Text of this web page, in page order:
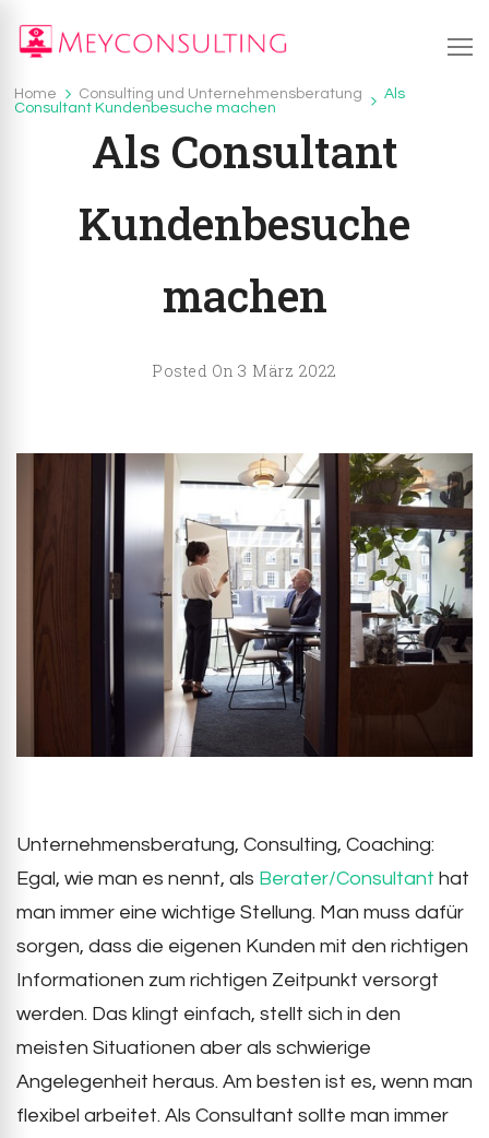
Meyconsulting.de
Home Consulting und Unternehmensberatung
Als
Consultant Kundenbesuche machen
Consulting und Unternehmensberatung
Als Consultant
Kundenbesuche
machen
Posted On3 März 2022
Unternehmensberatung, Consulting, Coaching:
Egal, wie man es nennt, als Berater/Consultant hat
man immer eine wichtige Stellung. Man muss dafür
sorgen, dass die eigenen Kunden mit den richtigen
Informationen zum richtigen Zeitpunkt versorgt
werden. Das klingt einfach, stellt sich in den
meisten Situationen aber als schwierige
Angelegenheit heraus. Am besten ist es, wenn man
flexibel arbeitet. Als Consultant sollte man immer